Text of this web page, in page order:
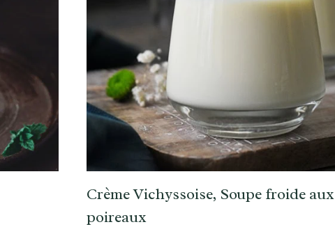
Crème Vichyssoise, Soupe froide aux
poireaux